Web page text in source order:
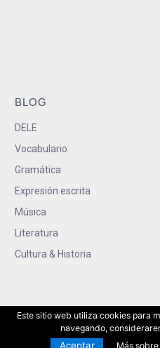
BLOG
DELE
Vocabulario
Gramática
Expresión escrita
Música
Literatura
Cultura & Historia
Este sitio web utiliza cookies para
navegando,
Aceptar Más